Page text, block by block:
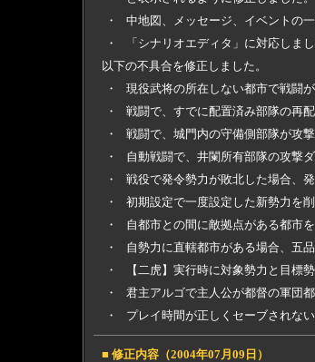
・
中地図、メッセージ、イベントの
・
「シナリオエディタ」に対応しまし
以下の不具合を修正しました。
・
現役武将の所在しない都市で戦闘
・
戦闘で、すでに配置済み部隊の再配
・
戦闘で、城門内の守備側部隊が攻
・
自動戦闘で、井闌所有部隊の攻撃
・
戦役で発令勢力が敗北した場合、
・
初期設定で一度設定した新勢力を
・
自都市との間に敵拠点がある都市
・
自勢力に直轄都市がある場合、五
・
【二虎】実行時に対象勢力と目標
・
君主アルゴで主人公が都督の軍団
・
プレイ時間が正しくセーブされない
■ 修正内容（2004年07月09日）